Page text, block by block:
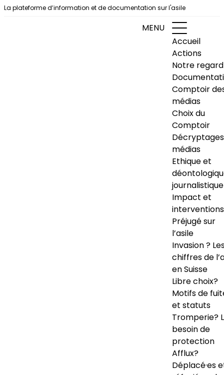
Aller au contenu
La plateforme d’information et de documentation sur l'asile
MENU
Accueil
Actions
Notre regard
Comptoir
médias
Choix du
Comptoir
Décryptages
médias
Ethique et
journalistique
Impact et
interventions
Préjugé sur
l’asile
Invasion ?
chiffres de
en Suisse
Libre choix?
Motifs de
et statuts
Tromperie?
besoin de
protection
Afflux?
Déplacé·es